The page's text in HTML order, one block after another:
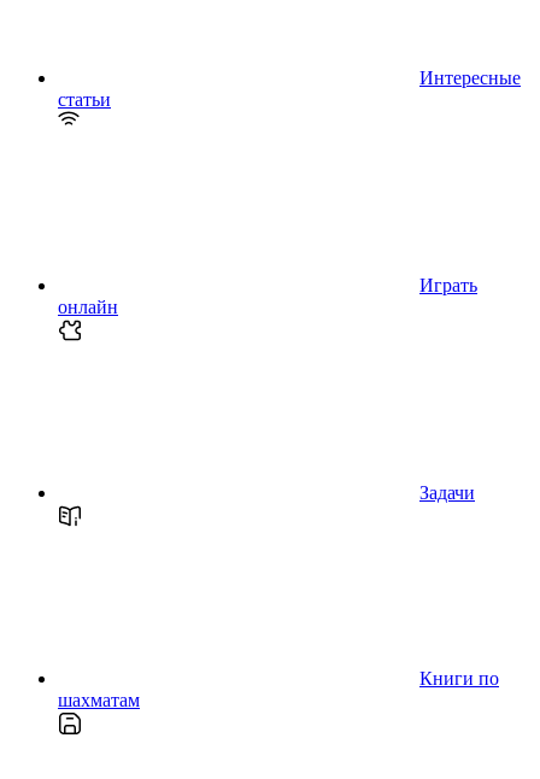
Интересные
статьи
Играть
онлайн
Задачи
Книги по
шахматам